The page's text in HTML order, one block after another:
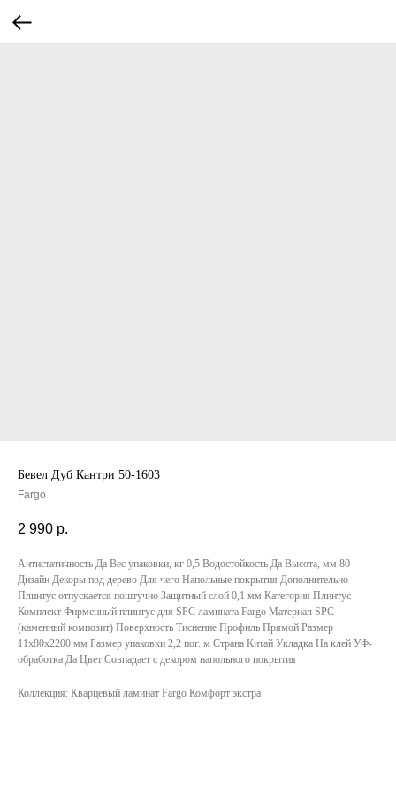
Бевел Дуб Кантри 50-1603
Fargo
2 990 р.
Антистатичность Да Вес упаковки, кг 0,5 Водостойкость Да Высота, мм 80
Дизайн Декоры под дерево Для чего Напольные покрытия Дополнительно
Плинтус отпускается поштучно Защитный слой 0,1 мм Категория Плинтус
Комплект Фирменный плинтус для SPC ламината Fargo Материал SPC
(каменный композит) Поверхность Тиснение Профиль Прямой Размер
11х80х2200 мм Размер упаковки 2,2 пог. м Страна Китай Укладка На клей УФ-
обработка Да Цвет Совпадает с декором напольного покрытия
Коллекция: Кварцевый ламинат Fargo Комфорт экстра